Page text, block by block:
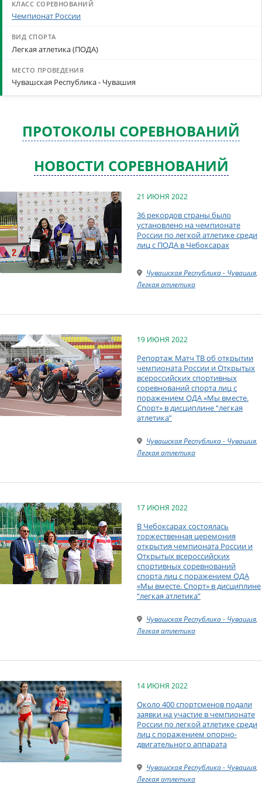
Чемпионат России
Легкая атлетика (ПОДА)
Чувашская Республика - Чувашия
ПРОТОКОЛЫ СОРЕВНОВАНИЙ
НОВОСТИ СОРЕВНОВАНИЙ
21 ИЮНЯ 2022
36 рекордов страны было
установлено на чемпионате
России по легкой атлетике среди
лиц с ПОДА в Чебоксарах
Чувашская Республика - Чувашия,
Легкая атлетика
19 ИЮНЯ 2022
Репортаж Матч ТВ об открытии
чемпионата России и Открытых
всероссийских спортивных
соревнований спорта лиц с
поражением ОДА «Мы вместе.
Спорт» в дисциплине “легкая
атлетика”
Чувашская Республика - Чувашия,
Легкая атлетика
17 ИЮНЯ 2022
В Чебоксарах состоялась
торжественная церемония
открытия чемпионата России и
Открытых всероссийских
спортивных соревнований
спорта лиц с поражением ОДА
«Мы вместе. Спорт» в дисциплине
“легкая атлетика”
Чувашская Республика - Чувашия,
Легкая атлетика
14 ИЮНЯ 2022
Около 400 спортсменов подали
заявки на участие в чемпионате
России по легкой атлетике среди
лиц с поражением опорно-
двигательного аппарата
Чувашская Республика - Чувашия,
Легкая атлетика